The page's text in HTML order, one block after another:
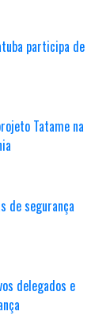
participa de
Tatame na
de segurança
delegados e